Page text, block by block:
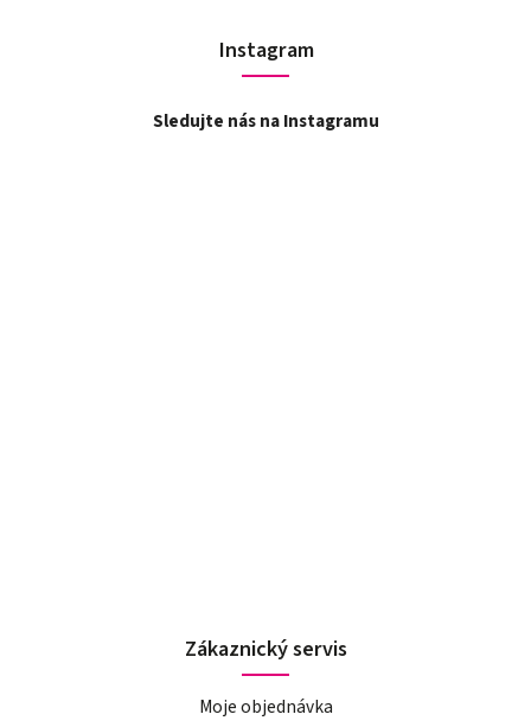
Instagram
Sledujte nás na Instagramu
Zákaznický servis
Moje objednávka